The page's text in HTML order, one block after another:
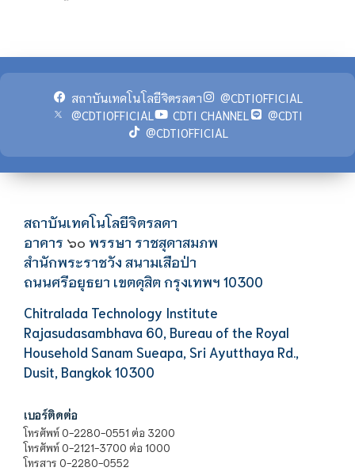
สถาบันเทคโนโลยีจิตรลดา
@CDTIOFFICIAL
@CDTIOFFICIAL
CDTI CHANNEL
@CDTI
@CDTIOFFICIAL
สถาบันเทคโนโลยีจิตรลดา
อาคาร ๖๐ พรรษา ราชสุดาสมภพ
สำนักพระราชวัง สนามเสือป่า
ถนนศรีอยุธยา เขตดุสิต กรุงเทพฯ 10300
Chitralada Technology Institute
Rajasudasambhava 60, Bureau of the Royal
Household Sanam Sueapa, Sri Ayutthaya Rd.,
Dusit, Bangkok 10300
เบอร์ติดต่อ
โทรศัพท์ 0-2280-0551 ต่อ 3200
โทรศัพท์ 0-2121-3700 ต่อ 1000
โทรสาร 0-2280-0552